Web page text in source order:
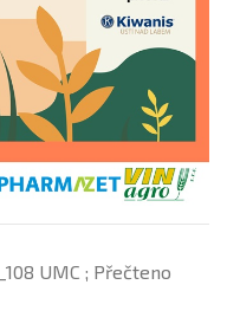
UMC ; Přečteno